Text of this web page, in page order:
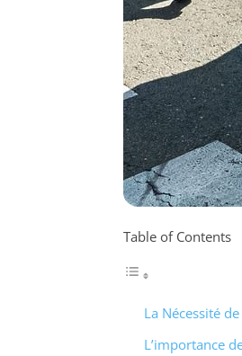
Table of Contents
La Nécessité
L’importance